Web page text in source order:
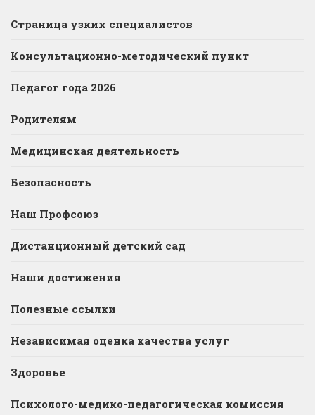
Страница узких специалистов
Консультационно-методический пункт
Педагог года 2026
Родителям
Медицинская деятельность
Безопасность
Наш Профсоюз
Дистанционный детский сад
Наши достижения
Полезные ссылки
Независимая оценка качества услуг
Здоровье
Психолого-медико-педагогическая комиссия